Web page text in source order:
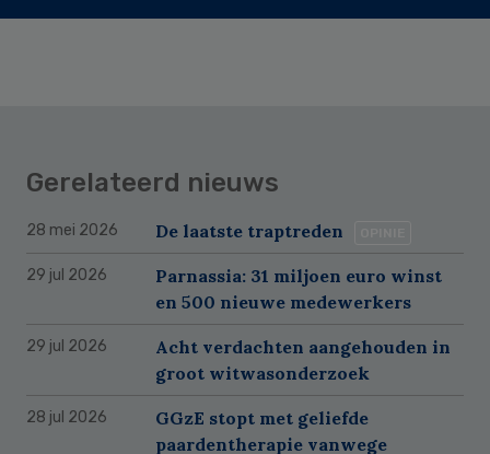
Gerelateerd nieuws
28 mei 2026 De laatste traptreden
29 jul 2026
Parnassia: 31 miljoen euro winst
en 500 nieuwe medewerkers
29 jul 2026
Acht verdachten aangehouden in
groot witwasonderzoek
28 jul 2026
GGzE stopt met geliefde
paardentherapie vanwege